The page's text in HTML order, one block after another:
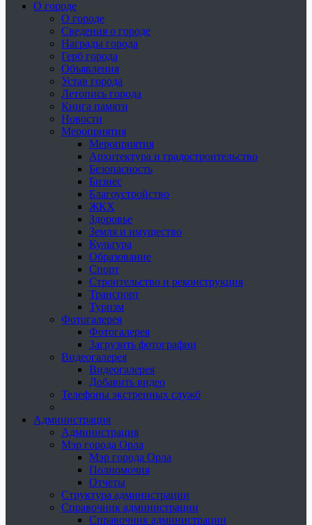
О городе
О городе
Сведения о городе
Награды города
Герб города
Объявления
Устав города
Летопись города
Книга памяти
Новости
Мероприятия
Мероприятия
Архитектура и градостроительство
Безопасность
Бизнес
Благоустройство
ЖКХ
Здоровье
Земля и имущество
Культура
Образование
Спорт
Строительство и реконструкция
Транспорт
Туризм
Фотогалерея
Фотогалерея
Загрузить фотографии
Видеогалерея
Видеогалерея
Добавить видео
Телефоны экстренных служб
Администрация
Администрация
Мэр города Орла
Мэр города Орла
Полномочия
Отчеты
Структура администрации
Справочник администрации
Справочник администрации